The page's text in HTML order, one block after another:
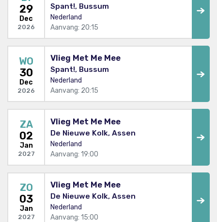
29
Dec
2026
Spant!, Bussum
Nederland
Aanvang: 20:15
WO
30
Dec
2026
Vlieg Met Me Mee
Spant!, Bussum
Nederland
Aanvang: 20:15
ZA
02
Jan
2027
Vlieg Met Me Mee
De Nieuwe Kolk, Assen
Nederland
Aanvang: 19:00
ZO
03
Jan
2027
Vlieg Met Me Mee
De Nieuwe Kolk, Assen
Nederland
Aanvang: 15:00